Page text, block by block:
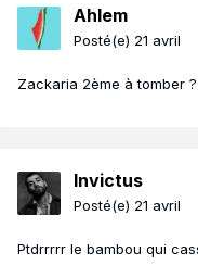
Ahlem
Posté(e) 21 avril
Zackaria 2ème à tomber
Invictus
Posté(e) 21 avril
Ptdrrrrr le bambou qui